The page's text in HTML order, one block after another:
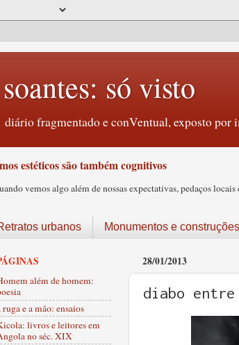
soantes: só visto
diário fragmentado e conVentual, exposto por
estéticos são também cognitivos
vemos algo além de nossas expectativas, pedaços
urbanos Monumentos e construções
28/01/2013
diabo entre
além de homem:
ruga e a mão: ensaios
livros e leitores em
no séc. XIX